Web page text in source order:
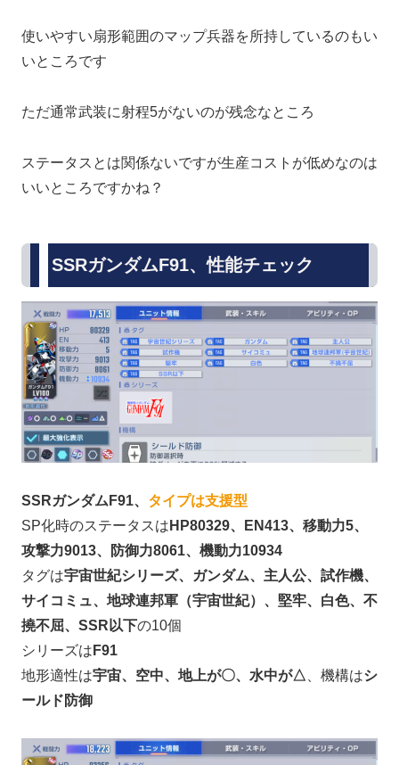
使いやすい扇形範囲のマップ兵器を所持しているのもい
いところです
ただ通常武装に射程5がないのが残念なところ
ステータスとは関係ないですが生産コストが低めなのは
いいところですかね？
SSRガンダムF91、性能チェック
SSRガンダムF91、 タイプは支援型
SP化時のステータスは HP80329、EN413、移動力5、
攻撃力9013、防御力8061、機動力10934
タグは宇宙世紀シリーズ、ガンダム、主人公、試作機、
サイコミュ、地球連邦軍（宇宙世紀）、堅牢、白色、不
撓不屈、SSR以下の10個
シリーズは F91
地形適性は宇宙、空中、地上が〇、水中が△ 、機構はシ
ールド防御